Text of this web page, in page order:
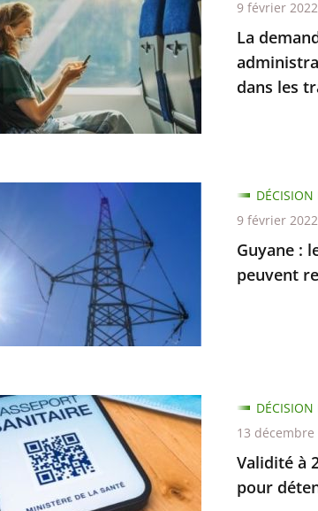
La
dans les
9 février 2022
Guyane :
peuvent
DÉCISION
9 février 2022
Validité à
pour
DÉCISION
13 décembre